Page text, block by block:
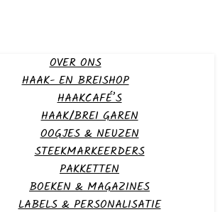
OVER ONS
HAAK- EN BREISHOP
HAAKCAFÉ’S
HAAK/BREI GAREN
OOGJES & NEUZEN
STEEKMARKEERDERS
PAKKETTEN
BOEKEN & MAGAZINES
LABELS & PERSONALISATIE